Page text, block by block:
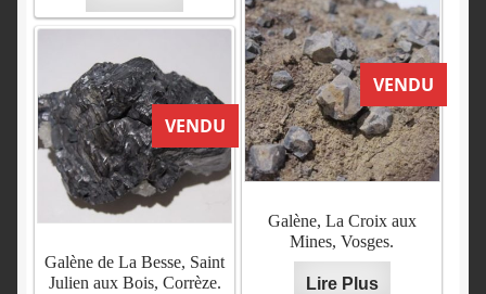
VENDU
Galène, La Croix aux
Mines, Vosges.
Lire Plus
VENDU
Galène de La Besse, Saint
Julien aux Bois, Corrèze.